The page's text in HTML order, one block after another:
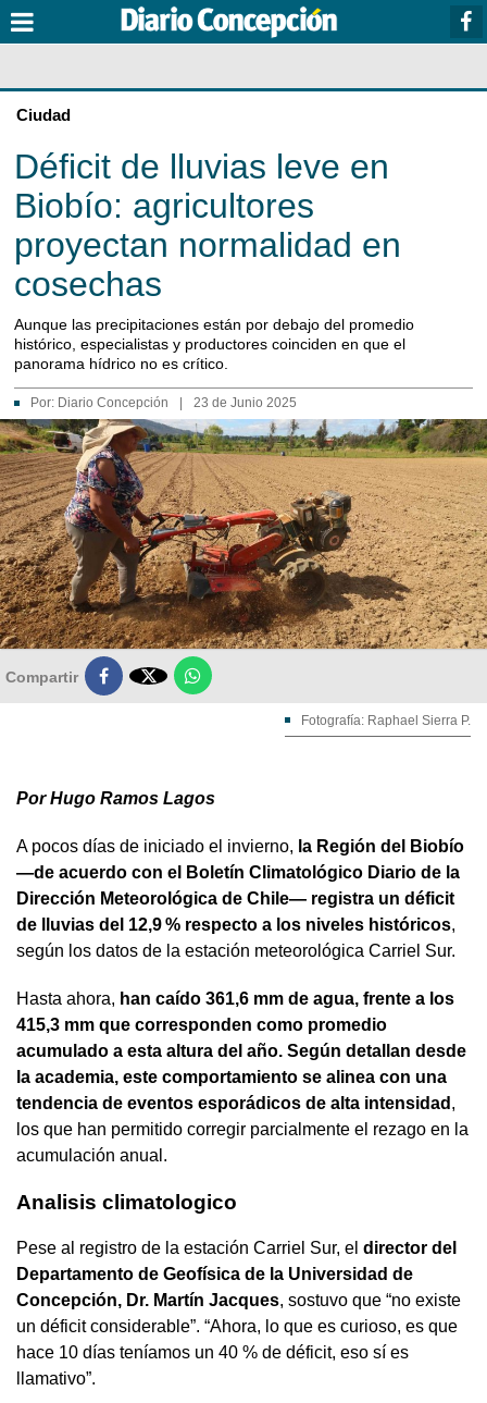
Ciudad
Déficit de lluvias leve en
Biobío: agricultores
proyectan normalidad en
cosechas
Aunque las precipitaciones están por debajo del promedio
histórico, especialistas y productores coinciden en que el
panorama hídrico no es crítico.
Por: Diario Concepción 23 de Junio 2025
Compartir 
Fotografía: Raphael Sierra P.
Por Hugo Ramos Lagos
A pocos días de iniciado el invierno, la Región del Biobío
—de acuerdo con el Boletín Climatológico Diario de la
Dirección Meteorológica de Chile— registra un déficit
de lluvias del 12,9 % respecto a los niveles históricos,
según los datos de la estación meteorológica Carriel Sur.
Hasta ahora, han caído 361,6 mm de agua, frente a los
415,3 mm que corresponden como promedio
acumulado a esta altura del año. Según detallan desde
la academia, este comportamiento se alinea con una
tendencia de eventos esporádicos de alta intensidad ,
los que han permitido corregir parcialmente el rezago en la
acumulación anual.
Analisis climatologico
Pese al registro de la estación Carriel Sur, el director del
Departamento de Geofísica de la Universidad de
Concepción, Dr. Martín Jacques, sostuvo que “no existe
un déficit considerable”. “Ahora, lo que es curioso, es que
hace 10 días teníamos un 40 % de déficit, eso sí es
llamativo”.